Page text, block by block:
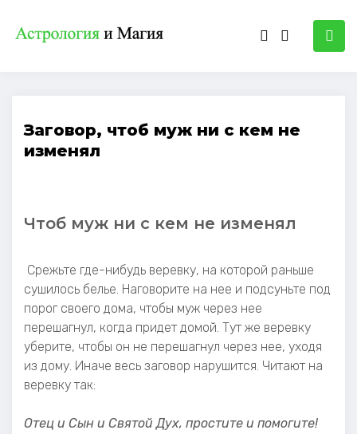
Заговор, чтоб муж ни с кем не
изменял
Чтоб муж ни с кем не изменял
Срежьте где-нибудь веревку, на которой раньше
сушилось белье. Наговорите на нее и подсуньте под
порог своего дома, чтобы муж через нее
перешагнул, когда придет домой. Тут же веревку
уберите, чтобы он не перешагнул через нее, уходя
из дому. Иначе весь заговор нарушится. Читают на
веревку так:
Отец и Сын и Святой Дух, простите и помогите!